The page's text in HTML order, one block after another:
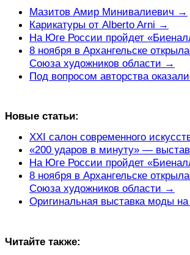
Мазитов Амир Минивалиевич →
Карикатуры от Alberto Arni →
На Юге России пройдет
8 ноября в Архангельске
Союза художников области →
Под вопросом авторства
Новые статьи:
XXI салон современного
«200 ударов в минуту» —
На Юге России пройдет
8 ноября в Архангельске
Союза художников области →
Оригинальная выставка моды
Читайте также: